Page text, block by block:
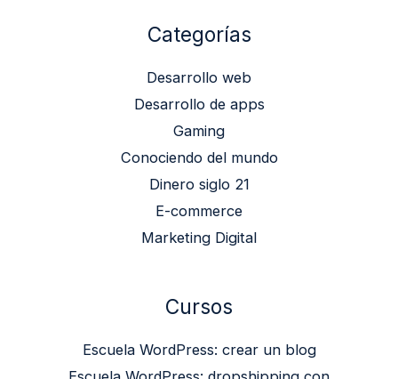
Categorías
Desarrollo web
Desarrollo de apps
Gaming
Conociendo del mundo
Dinero siglo 21
E-commerce
Marketing Digital
Cursos
Escuela WordPress: crear un blog